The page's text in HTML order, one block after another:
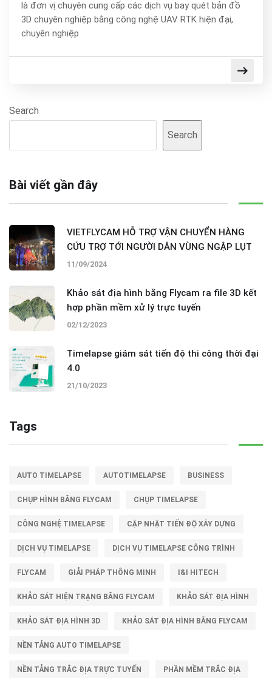
là đơn vị chuyên cung cấp các dịch vụ bay quét bản đồ
3D chuyên nghiệp bằng công nghệ UAV RTK hiện đại,
chuyên nghiệp
Search
Search
Bài viết gần đây
VIETFLYCAM HỖ TRỢ VẬN CHUYỂN HÀNG
CỨU TRỢ TỚI NGƯỜI DÂN VÙNG NGẬP LỤT
11/09/2024
Khảo sát địa hình bằng Flycam ra file 3D kết
hợp phần mềm xử lý trực tuyến
02/12/2023
Timelapse giám sát tiến độ thi công thời đại
4.0
21/10/2023
Tags
AUTO TIMELAPSE AUTOTIMELAPSE BUSINESS
CHỤP HÌNH BẰNG FLYCAM CHỤP TIMELAPSE
CÔNG NGHỆ TIMELAPSE CẬP NHẬT TIẾN ĐỘ XÂY DỰNG
DỊCH VỤ TIMELAPSE DỊCH VỤ TIMELAPSE CÔNG TRÌNH
FLYCAM GIẢI PHÁP THÔNG MINH I&I HITECH
KHẢO SÁT HIỆN TRẠNG BẰNG FLYCAM KHẢO SÁT ĐỊA HÌNH
KHẢO SÁT ĐỊA HÌNH 3D KHẢO SÁT ĐỊA HÌNH BẰNG FLYCAM
NỀN TẢNG AUTO TIMELAPSE
NỀN TẢNG TRẮC ĐỊA TRỰC TUYẾN PHẦN MỀM TRẮC ĐỊA